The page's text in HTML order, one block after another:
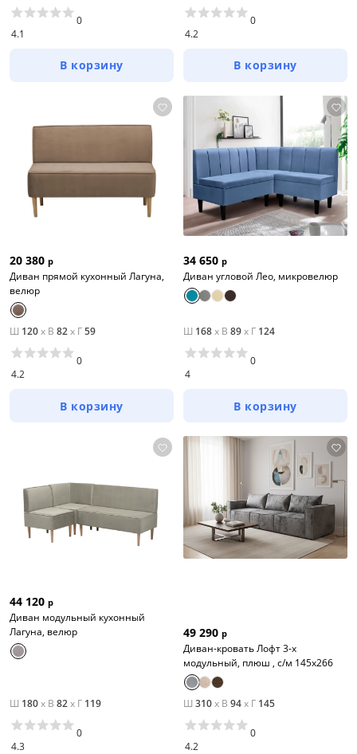
4.1
0
В корзину
4.2
0
В корзину
20 380 р
Диван прямой кухонный Лагуна,
велюр
Ш 120x В 82x Г59
4.2
0
В корзину
34 650 р
Диван угловой Лео, микровелюр
Ш 168x В 89x Г 124
4
0
В корзину
44 120 р
Диван модульный кухонный
Лагуна, велюр
Ш 180x В 82x Г 119
4.3
0
49 290 р
Диван-кровать Лофт 3-х
модульный, плюш , с/м 145х266
Ш 310x В 94x Г 145
4.2
0